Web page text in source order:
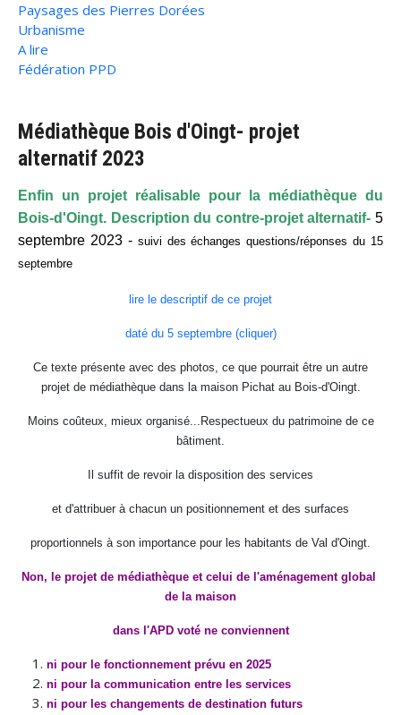
Paysages des Pierres Dorées
Urbanisme
A lire
Fédération PPD
Médiathèque Bois d'Oingt- projet
alternatif 2023
Enfin un projet réalisable pour la médiathèque du
Bois-d'Oingt. Description du contre-projet alternatif- 5
septembre 2023 - suivi des échanges questions/réponses du 15
septembre
lire le descriptif de ce projet
daté du 5 septembre (cliquer)
Ce texte présente avec des photos, ce que pourrait être un autre
projet de médiathèque dans la maison Pichat au Bois-d'Oingt.
Moins coûteux, mieux organisé...Respectueux du patrimoine de ce
bâtiment.
Il suffit de revoir la disposition des services
et d'attribuer à chacun un positionnement et des surfaces
proportionnels à son importance pour les habitants de Val d'Oingt.
Non, le projet de médiathèque et celui de l'aménagement global
de la maison
dans l'APD voté ne conviennent
ni pour le fonctionnement prévu en 2025
ni pour la communication entre les services
ni pour les changements de destination futurs